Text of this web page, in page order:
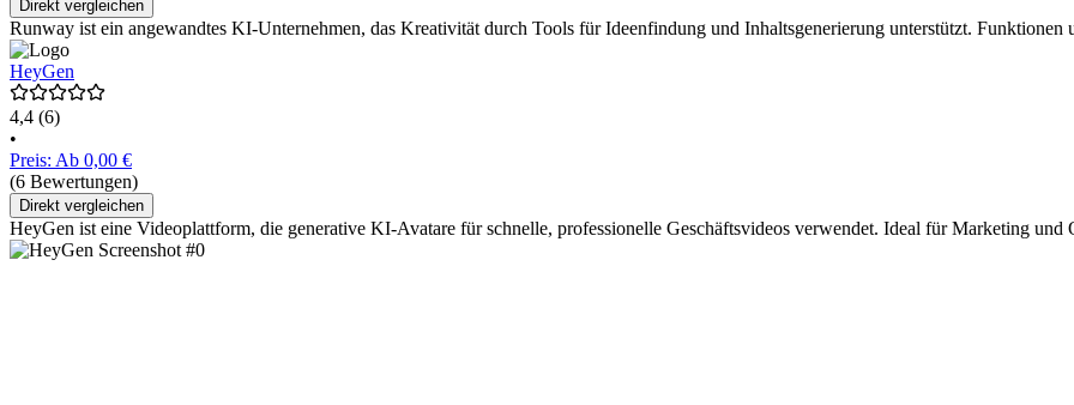
Direkt vergleichen
Runway ist ein angewandtes KI-Unternehmen, das Kreativität durch Tools für Ideenfindung und Inhaltsgenerierung unterstützt. Funktionen
HeyGen
4,4 (6)
•
Preis: Ab 0,00 €
(6 Bewertungen)
Direkt vergleichen
HeyGen ist eine Videoplattform, die generative KI-Avatare für schnelle, professionelle Geschäftsvideos verwendet. Ideal für Marketing und